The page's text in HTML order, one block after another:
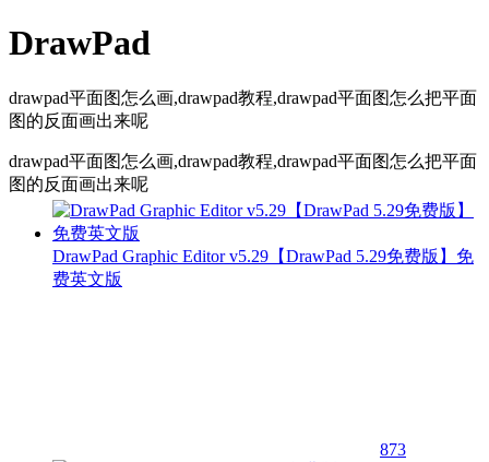
DrawPad
drawpad平面图怎么画,drawpad教程,drawpad平面图怎么把平面
图的反面画出来呢
drawpad平面图怎么画,drawpad教程,drawpad平面图怎么把平面
图的反面画出来呢
DrawPad Graphic Editor v5.29【DrawPad 5.29免费版】免
费英文版
873